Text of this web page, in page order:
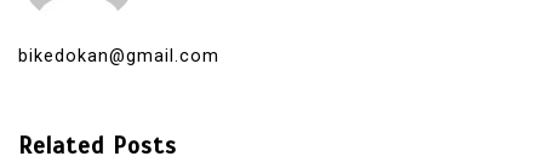
bikedokan@gmail.com
Related Posts